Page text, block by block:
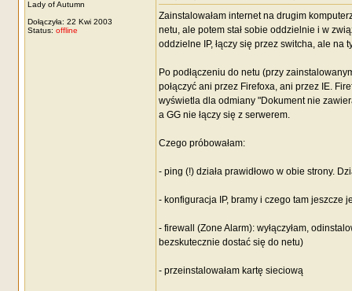
Lady of Autumn
Dołączyła: 22 Kwi 2003
Status: offline
Zainstalowałam internet na drugim
netu, ale potem stał sobie oddzielnie i w
oddzielne IP, łączy się przez switcha, ale na
Po podłączeniu do netu (przy
połączyć ani przez Firefoxa, ani przez IE.
wyświetla dla odmiany "Dokument nie
a GG nie łączy się z serwerem.
Czego próbowałam:
- ping (!) działa prawidłowo w obie strony.
- konfiguracja IP, bramy i czego tam jeszcze
- firewall (Zone Alarm): wyłączyłam,
bezskutecznie dostać się do netu)
- przeinstalowałam kartę sieciową